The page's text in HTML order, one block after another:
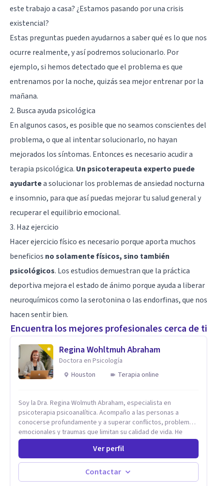
este trabajo a casa? ¿Estamos pasando por una crisis
existencial?
Estas preguntas pueden ayudarnos a saber qué es lo que nos
ocurre realmente, y así podremos solucionarlo. Por
ejemplo, si hemos detectado que el problema es que
entrenamos por la noche, quizás sea mejor entrenar por la
mañana.
2. Busca ayuda psicológica
En algunos casos, es posible que no seamos conscientes del
problema, o que al intentar solucionarlo, no hayan
mejorados los síntomas. Entonces es necesario acudir a
terapia psicológica. Un psicoterapeuta experto puede
ayudartea solucionar los problemas de ansiedad nocturna
e insomnio, para que así puedas mejorar tu salud general y
recuperar el equilibrio emocional.
3. Haz ejercicio
Hacer ejercicio físico es necesario porque aporta muchos
beneficios no solamente físicos, sino también
psicológicos. Los estudios demuestran que la práctica
deportiva mejora el estado de ánimo porque ayuda a liberar
neuroquímicos como laserotoninao las endorfinas, que nos
hacen sentir bien.
Encuentra los mejores profesionales cerca de ti
Regina Wohltmuh Abraham
Doctora en Psicología
Houston
Terapia online
Soy la Dra. Regina Wolmuth Abraham, especialista en
psicoterapia psicoanalítica. Acompaño a las personas a
conocerse profundamente y a superar conflictos, problemas
emocionales y traumas que limitan su calidad de vida. He
trabajado en reconocidas instituciones como el Hospital
Psiquiátrico San Rafael, Instituto Psiquiátrico MENDAO, San
Bernardino, Hospital Psiquiátrico Infantil y el Centro de
Integración Juvenil. Además, tuve el privilegio de colaborar
en comunidades como Olivar del Conde y Xochimilco, lo que
Ver perfil
Contactar